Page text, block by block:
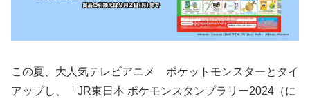
この夏、大人気テレビアニメ ポケットモンスターとタイ
アップし、「JR東日本 ポケモンスタンプラリー2024（に